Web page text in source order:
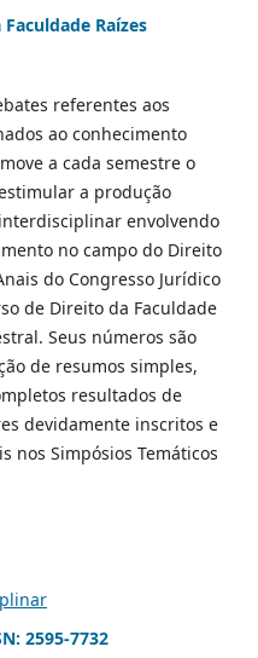
Raízes
referentes aos
ao conhecimento
a cada semestre o
estimular a produção
envolvendo
no campo do Direito
do Congresso Jurídico
de Direito da Faculdade
Seus números são
de resumos simples,
resultados de
devidamente inscritos e
nos Simpósios Temáticos
2595-7732